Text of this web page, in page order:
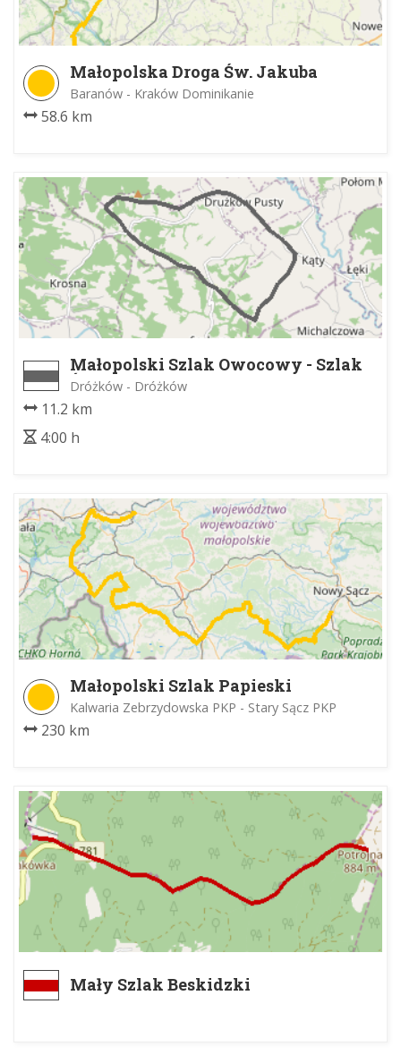
Małopolska Droga Św. Jakuba
Baranów - Kraków Dominikanie
58.6 km
Małopolski Szlak Owocowy - Szlak
Śliwkowy
Dróżków - Dróżków
11.2 km
4:00 h
Małopolski Szlak Papieski
Kalwaria Zebrzydowska PKP - Stary Sącz PKP
230 km
Mały Szlak Beskidzki